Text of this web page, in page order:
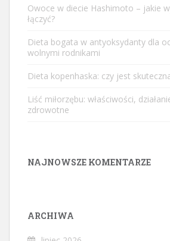
Owoce w diecie Hashimoto – jakie
łączyć?
Dieta bogata w antyoksydanty dla
wolnymi rodnikami
Dieta kopenhaska: czy jest
Liść miłorzębu: właściwości,
zdrowotne
NAJNOWSZE KOMENTARZE
ARCHIWA